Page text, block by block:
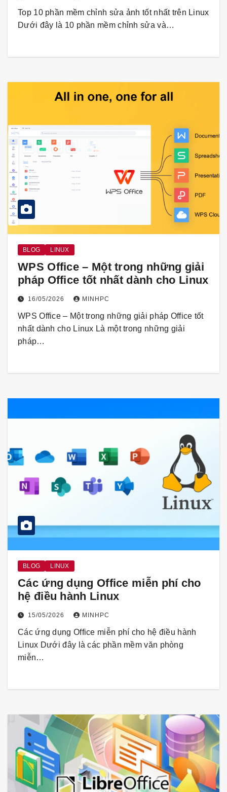
Top 10 phần mềm chỉnh sửa ảnh tốt nhất trên Linux
Dưới đây là 10 phần mềm chỉnh sửa và…
BLOG LINUX
WPS Office – Một trong những giải
pháp Office tốt nhất dành cho Linux
16/05/2026 MINHPC
WPS Office – Một trong những giải pháp Office tốt
nhất dành cho Linux Là một trong những giải
pháp…
BLOG LINUX
Các ứng dụng Office miễn phí cho
hệ điều hành Linux
15/05/2026 MINHPC
Các ứng dụng Office miễn phí cho hệ điều hành
Linux Dưới đây là các phần mềm văn phòng
miễn…